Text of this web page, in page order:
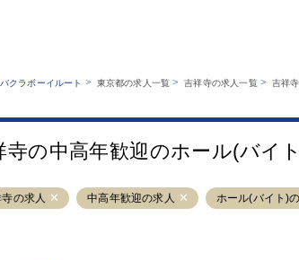
業種から探す
職種から探す
キャバクラボーイルートとは？
クラボーイルート > 東京都の求人一覧 >吉祥寺の求人一覧> 吉祥
寺の中高年歓迎のホール(バイ
の求人 中高年歓迎の求人 ホール(バイト)
銀座 上野 六本木
立川
千葉中央 門前仲町
大山
赤坂 高円寺